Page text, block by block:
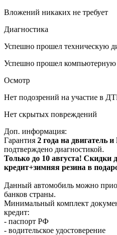
Вложений никаких не требует
Диагностика
Успешно прошел техническую
Успешно прошел компьютерную
Осмотр
Нет подозрений на участие в
Нет скрытых повреждений
Доп. информация:
Гарантия 2 года на двигатель
подтверждено диагностикой.
Только до 10 августа! Скидки
кредит+зимняя резина в
Данный автомобиль можно
банков страны.
Минимальный комплект
кредит:
- паспорт РФ
- водительское удостоверение